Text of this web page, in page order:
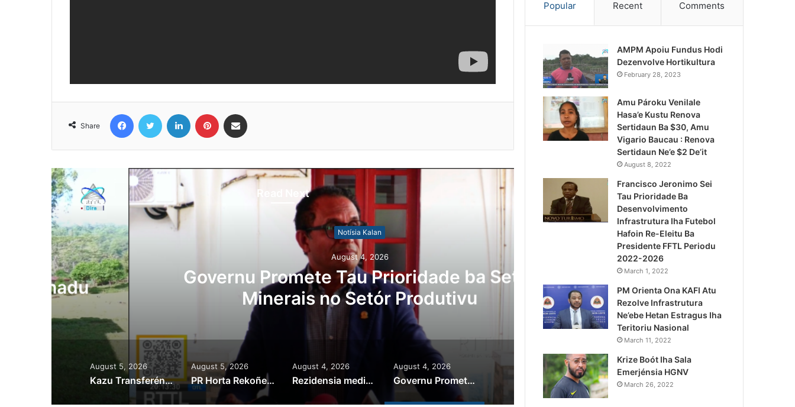
Share
Read Next
Notísia Kalan
August 4, 2026
Governu Promete Tau Prioridade ba Setór
Minerais no Setór Produtivu
Kazu Transferénsia
Singapura, Advogadu
August 5, 2026
Kazu Transferénsia Osan Millaun 42 Husi Singapura, Advogadu Sei Halo Rekursu
August 5, 2026
PR Horta Rekoñese Timoroan Sira Iha Diáspora Nia Kontribuisaun
August 4, 2026
Rezidensia mediku iha Manusae abandonadu
August 4, 2026
Governu Promete Tau Prioridade ba Setór Minerais no Setór Produtivu
Popular Recent Comments
AMPM Apoiu Fundus Hodi
Dezenvolve Hortikultura
February 28, 2023
Amu Pároku Venilale
Hasa’e Kustu Renova
Sertidaun Ba $30, Amu
Vigario Baucau : Renova
Sertidaun Ne’e $2 De’it
August 8, 2022
Francisco Jeronimo Sei
Tau Prioridade Ba
Desenvolvimento
Infrastrutura Iha Futebol
Hafoin Re-Eleitu Ba
Presidente FFTL Periodu
2022-2026
March 1, 2022
PM Orienta Ona KAFI Atu
Rezolve Infrastrutura
Ne’ebe Hetan Estragus Iha
Teritoriu Nasional
March 11, 2022
Krize Boót Iha Sala
Emerjénsia HGNV
March 26, 2022